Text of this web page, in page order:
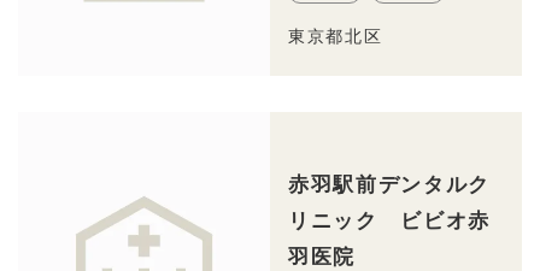
東京都北区
赤羽駅前デンタルク
リニック ビビオ赤
羽医院